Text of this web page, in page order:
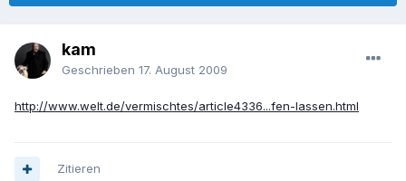
kam
Geschrieben 17. August 2009
http://www.welt.de/vermischtes/article4336...fen-lassen.html
Zitieren